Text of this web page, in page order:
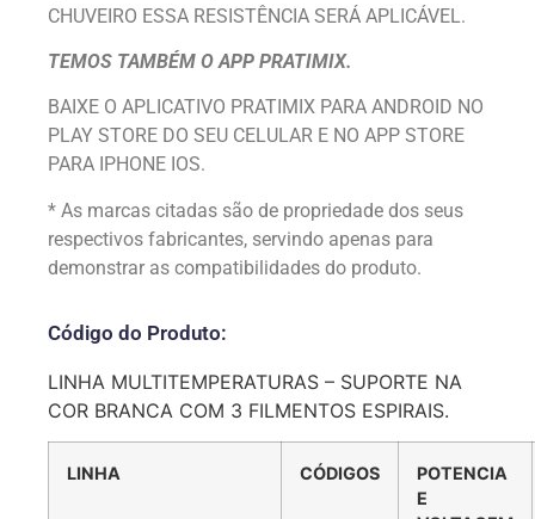
CHUVEIRO ESSA RESISTÊNCIA SERÁ APLICÁVEL.
TEMOS TAMBÉM O APP PRATIMIX.
BAIXE O APLICATIVO PRATIMIX PARA ANDROID NO
PLAY STORE DO SEU CELULAR E NO APP STORE
PARA IPHONE IOS.
* As marcas citadas são de propriedade dos seus
respectivos fabricantes, servindo apenas para
demonstrar as compatibilidades do produto.
Código do Produto:
LINHA MULTITEMPERATURAS – SUPORTE NA
COR BRANCA COM 3 FILMENTOS ESPIRAIS.
LINHA CÓDIGOS
POTENCIA
E